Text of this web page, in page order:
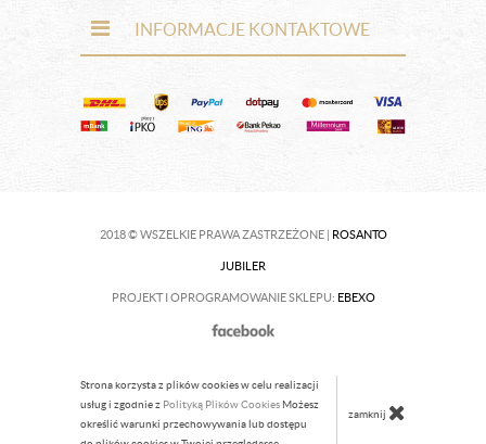
INFORMACJE KONTAKTOWE
2018 © WSZELKIE PRAWA ZASTRZEŻONE | ROSANTO
JUBILER
PROJEKT I OPROGRAMOWANIE SKLEPU: EBEXO
Strona korzysta z plików cookies w celu realizacji
usług i zgodnie z Polityką Plików Cookies Możesz
określić warunki przechowywania lub dostępu
zamknij